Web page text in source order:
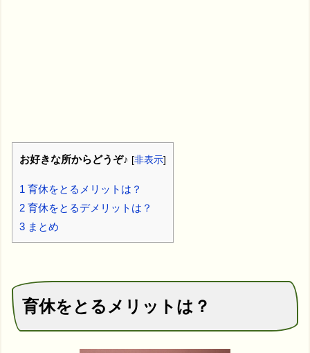
お好きな所からどうぞ♪ [非表示]
1 育休をとるメリットは？
2 育休をとるデメリットは？
3 まとめ
育休をとるメリットは？